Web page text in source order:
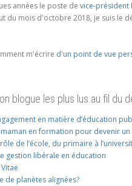
années le poste de vice-président
du mois d'octobre 2018, je suis le
m'écrire d'un point de vue
blogue les plus lus au fil du
en matière d’éducation
en formation pour devenir un
de l’école, du primaire à
gestion libérale en éducation
de planètes alignées?